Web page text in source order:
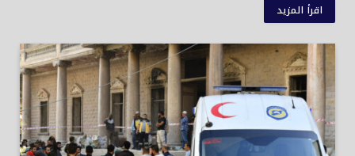
اقرأ المزيد